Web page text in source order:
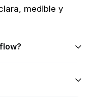
medible y